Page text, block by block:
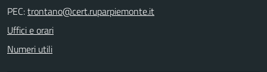
PEC:
Uffici e orari
Numeri utili